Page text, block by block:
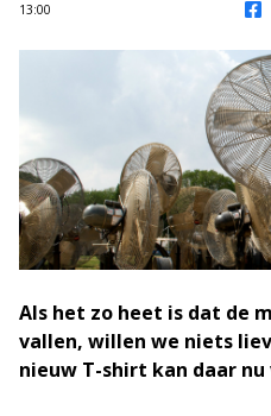
13:00
Als het zo heet is dat de
vallen, willen we niets
nieuw T-shirt kan daar